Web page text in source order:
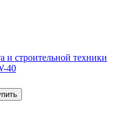
и строительной техники
40